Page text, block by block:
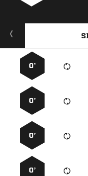
0’
0’
0’
0’